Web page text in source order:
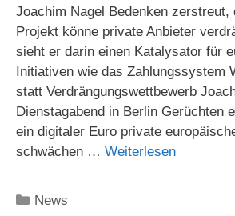
Joachim Nagel Bedenken zerstreut,
Projekt könne private Anbieter
sieht er darin einen Katalysator für
Initiativen wie das Zahlungssystem
statt Verdrängungswettbewerb
Dienstagabend in Berlin Gerüchten
ein digitaler Euro private
schwächen … Weiterlesen
Kategorien
News